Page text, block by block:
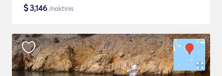
$3,146 /naktinis